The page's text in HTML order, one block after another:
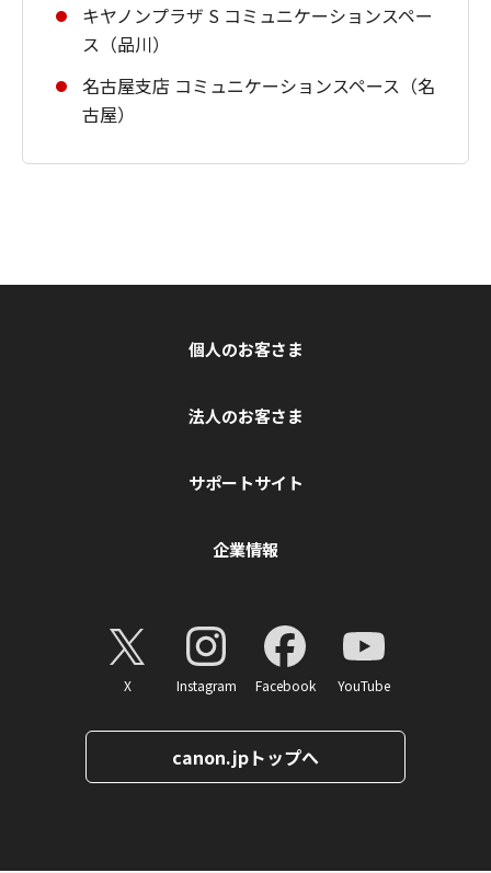
キヤノンプラザ S コミュニケーションスペー
ス（品川）
名古屋支店 コミュニケーションスペース（名
古屋）
個人のお客さま
法人のお客さま
サポートサイト
企業情報
X Instagram Facebook YouTube
canon.jpトップへ